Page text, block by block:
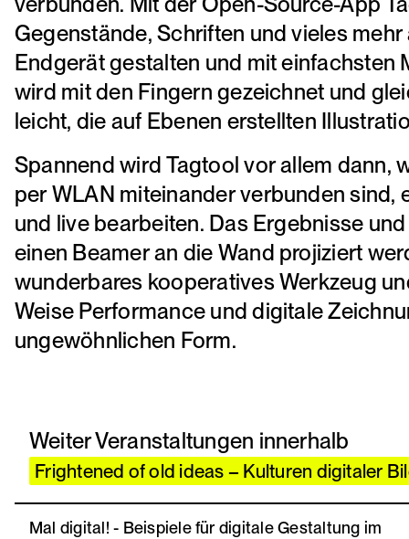
Gegenstände, Schriften und vieles
Endgerät gestalten und mit einfachsten
wird mit den Fingern gezeichnet und
leicht, die auf Ebenen erstellten
Spannend wird Tagtool vor allem dann,
per WLAN miteinander verbunden sind,
und live bearbeiten. Das Ergebnisse
einen Beamer an die Wand projiziert
wunderbares kooperatives Werkzeug
Weise Performance und digitale
ungewöhnlichen Form.
Weiter Veranstaltungen innerhalb
Frightened of old ideas – Kulturen digitaler
Mal digital! - Beispiele für digitale Gestaltung im